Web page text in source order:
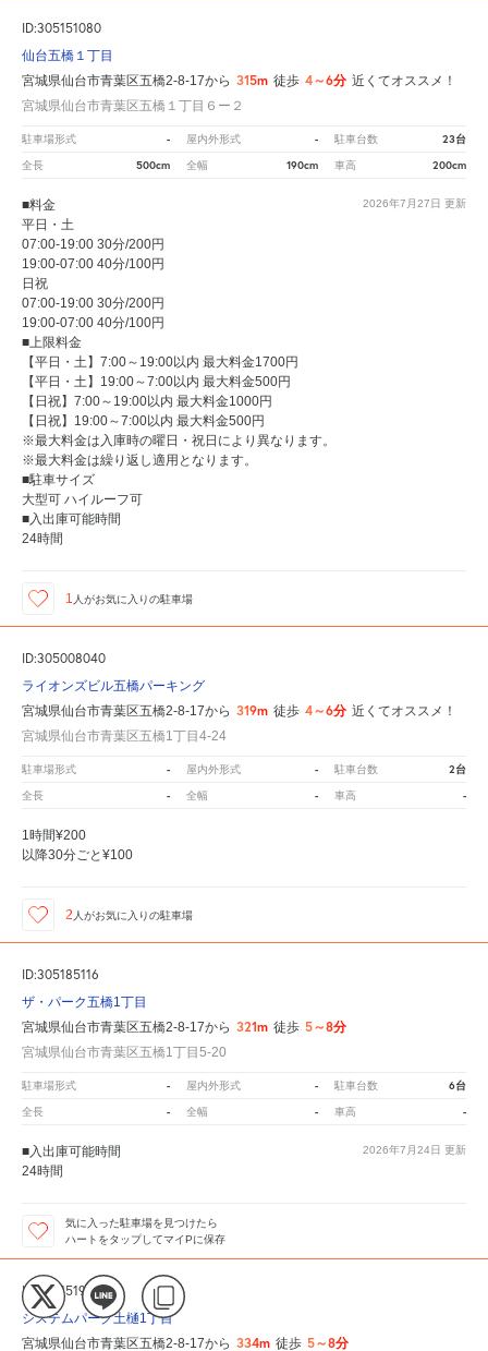
ID:305151080
仙台五橋１丁目
宮城県仙台市青葉区五橋2-8-17から 315m 徒歩 4～6分 近くてオススメ！
宮城県仙台市青葉区五橋１丁目６ー２
駐車場形式 - 屋内外形式 - 駐車台数 23台
全長 500cm 全幅 190cm 車高 200cm
2026年7月27日 更新
■料金
平日・土
07:00-19:00 30分/200円
19:00-07:00 40分/100円
日祝
07:00-19:00 30分/200円
19:00-07:00 40分/100円
■上限料金
【平日・土】7:00～19:00以内 最大料金1700円
【平日・土】19:00～7:00以内 最大料金500円
【日祝】7:00～19:00以内 最大料金1000円
【日祝】19:00～7:00以内 最大料金500円
※最大料金は入庫時の曜日・祝日により異なります。
※最大料金は繰り返し適用となります。
■駐車サイズ
大型可 ハイルーフ可
■入出庫可能時間
24時間
1 人がお気に入りの駐車場
ID:305008040
ライオンズビル五橋パーキング
宮城県仙台市青葉区五橋2-8-17から 319m 徒歩 4～6分 近くてオススメ！
宮城県仙台市青葉区五橋1丁目4-24
駐車場形式 - 屋内外形式 - 駐車台数 2台
全長 - 全幅 - 車高 -
1時間¥200
以降30分ごと¥100
2 人がお気に入りの駐車場
ID:305185116
ザ・パーク五橋1丁目
宮城県仙台市青葉区五橋2-8-17から 321m 徒歩 5～8分
宮城県仙台市青葉区五橋1丁目5-20
駐車場形式 - 屋内外形式 - 駐車台数 6台
全長 - 全幅 - 車高 -
2026年7月24日 更新
■入出庫可能時間
24時間
気に入った駐車場を見つけたら
ハートをタップしてマイPに保存
ID:305151932
システムパーク土樋1丁目
宮城県仙台市青葉区五橋2-8-17から 334m 徒歩 5～8分